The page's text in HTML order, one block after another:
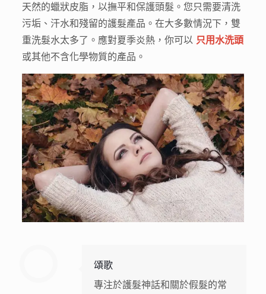
天然的蠟狀皮脂，以撫平和保護頭髮。您只需要清洗
污垢、汗水和殘留的護髮產品。在大多數情況下，雙
重洗髮水太多了。應對夏季炎熱，你可以 只用水洗頭
或其他不含化學物質的產品。
頌歌
專注於護髮神話和關於假髮的常